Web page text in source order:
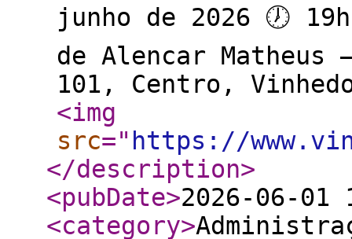
junho de 2026 🕖
de Alencar Matheus
101, Centro,
<img
src=" https://
</description>
<pubDate>2026-06-01
<category>